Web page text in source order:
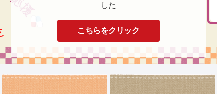
した
こちらをクリック